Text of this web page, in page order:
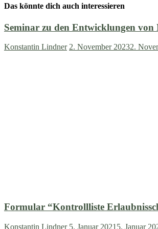
Das könnte dich auch interessieren
Seminar zu den Entwicklungen von
Konstantin Lindner 2. November 20232.
Formular “Kontrollliste
Konstantin Lindner 5. Januar 2021 5. Januar